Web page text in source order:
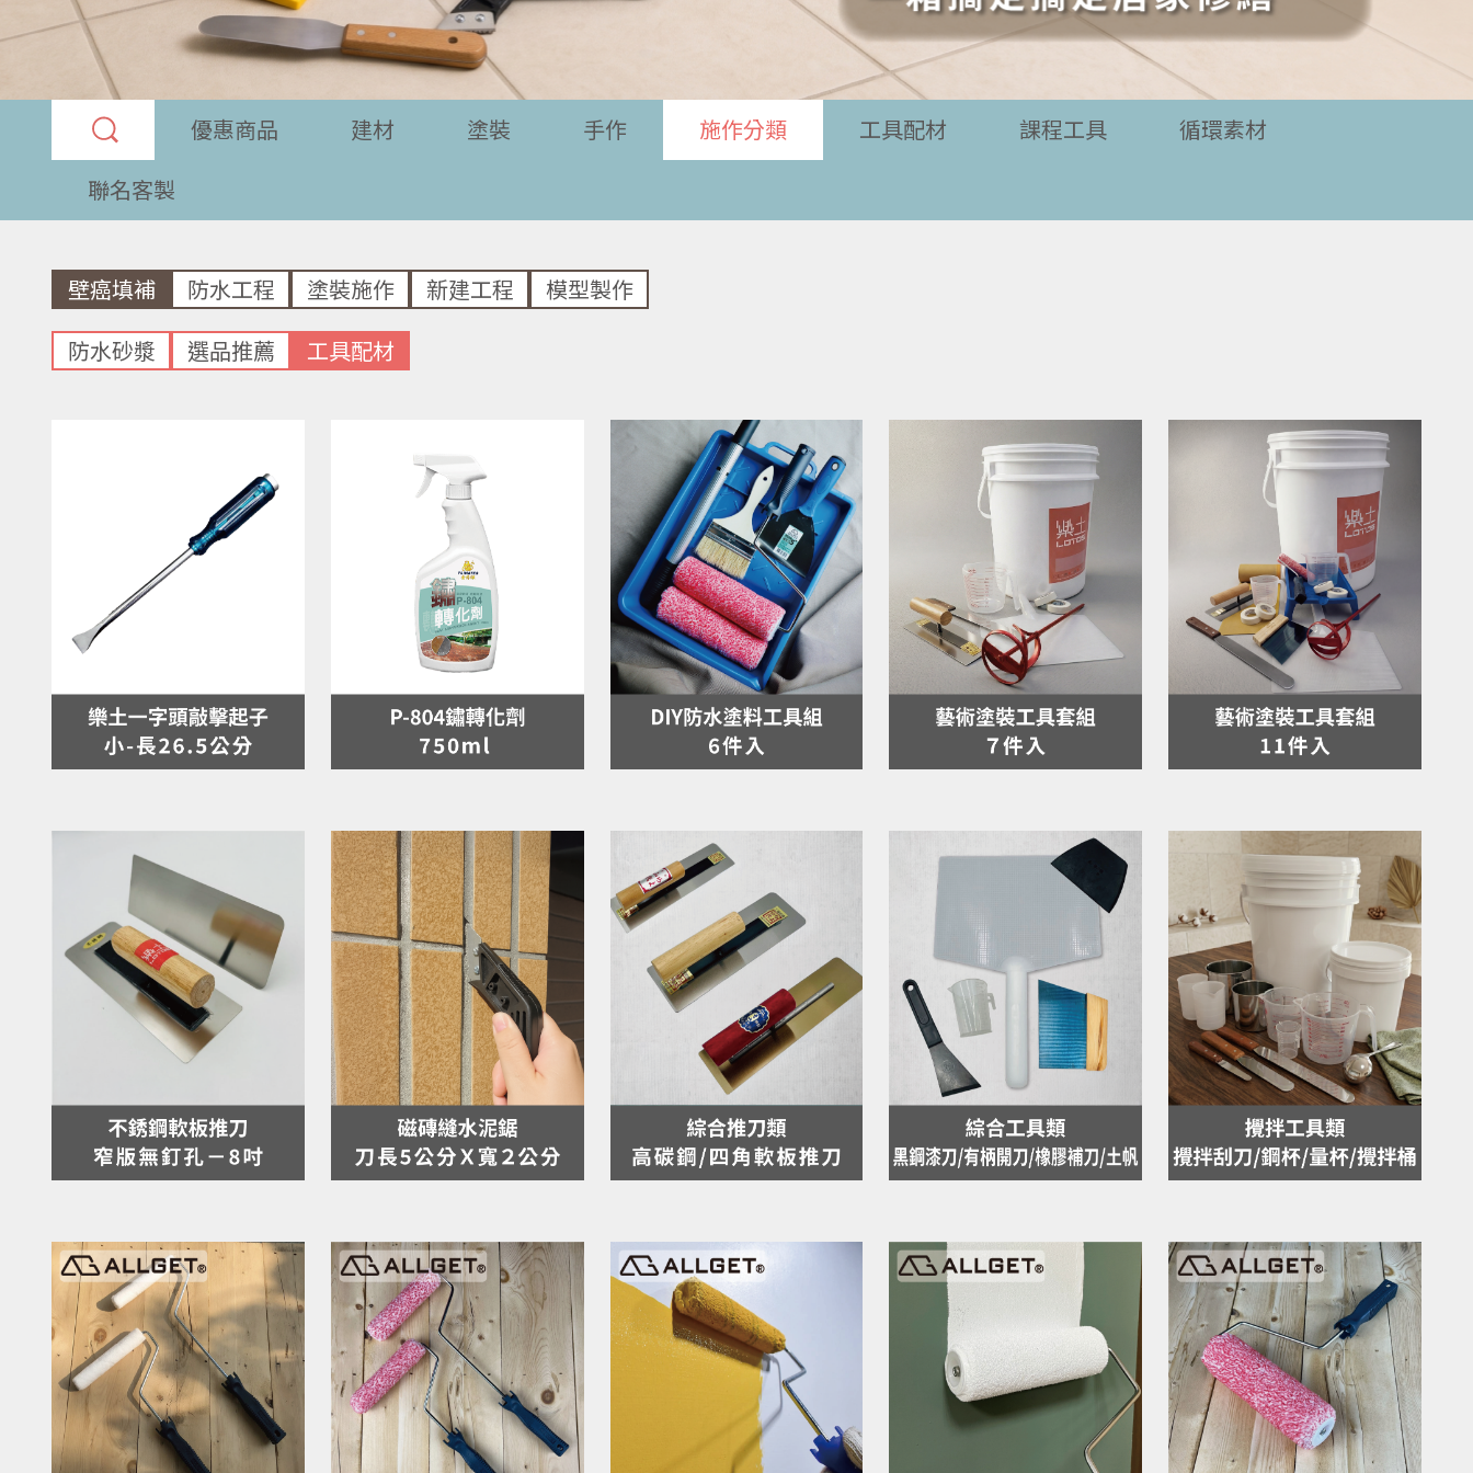
優惠商品 建材 塗裝 手作 施作分類 工具配材 課程工具
循環素材
聯名客製
壁癌填補 防水工程 塗裝施作 新建工程
模型製作
防水砂漿
選品推薦 工具配材